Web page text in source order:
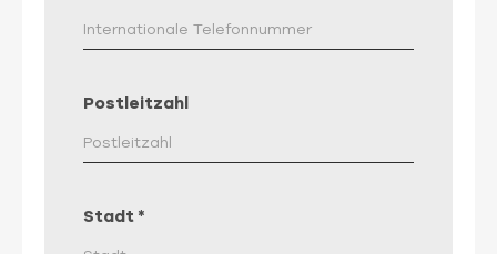
Postleitzahl
Stadt *